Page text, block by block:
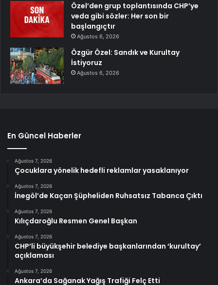
Özel’den grup toplantısında CHP’ye
veda gibi sözler: Her son bir
başlangıçtır
Ağustos 6, 2026
Özgür Özel: Sandık ve Kurultay
İstiyoruz
Ağustos 6, 2026
En Güncel Haberler
Ağustos 7, 2026
Çocuklara yönelik hedefli reklamlar yasaklanıyor
Ağustos 7, 2026
İnegöl’de Kaçan Şüpheliden Ruhsatsız Tabanca Çıktı
Ağustos 7, 2026
Kılıçdaroğlu Resmen Genel Başkan
Ağustos 7, 2026
CHP’li büyükşehir belediye başkanlarından ‘kurultay’
açıklaması
Ağustos 7, 2026
Ankara’da Sağanak Yağış Trafiği Felç Etti